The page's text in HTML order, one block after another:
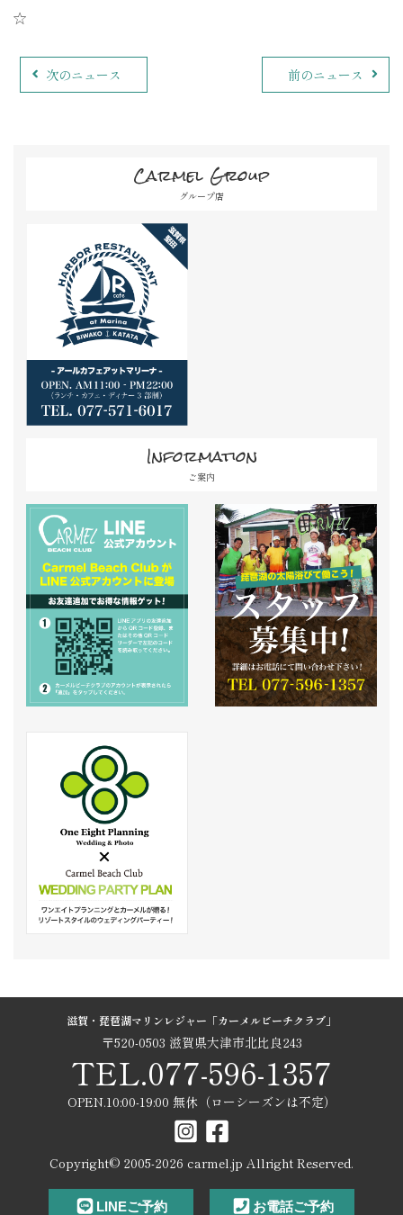
☆
次のニュース 前のニュース
Carmel Group
グループ店
Information
ご案内
滋賀・琵琶湖マリンレジャー「カーメルビーチクラブ」
〒520-0503 滋賀県大津市北比良243
TEL.077-596-1357
OPEN.10:00-19:00 無休（ローシーズンは不定）
Copyright© 2005-2026 carmel.jp Allright Reserved.
LINEご予約 お電話ご予約